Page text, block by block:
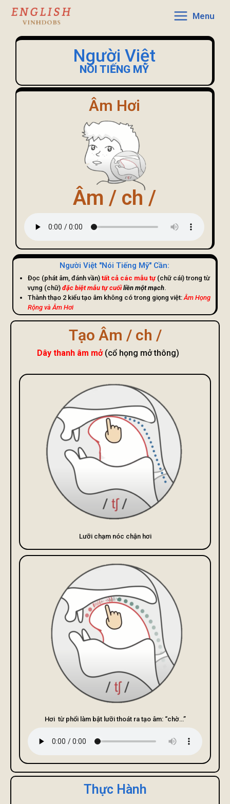
Menu
Người Việt
NÓI TIẾNG MỸ
Âm Hơi
Âm / ch /
Người Việt "nói Tiếng Mỹ" Cần:
Đọc (phát âm, đánh vần) tất cả các mẫu tự(chữ cái) trong từ
vựng (chữ) đặc biệt mẫu tự cuốiliền một mạch.
Thành thạo 2 kiểu tạo âm không có trong giọng việt:Âm Họng
Rộng và Âm Hơi
Tạo Âm / ch /
Dây thanh âm mở(cổ họng mở thông)
Lưỡi chạm nóc chận hơi
Hơi từ phổi làm bật lưỡi thoát ra tạo âm: “chờ…”
Thực Hành